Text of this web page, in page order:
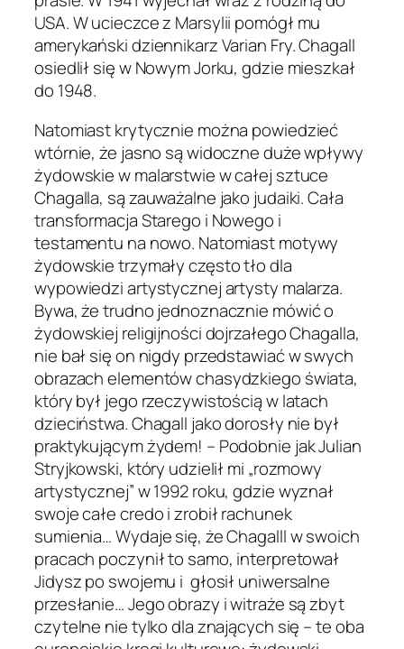
USA. W ucieczce z Marsylii pomógł mu
amerykański dziennikarz Varian Fry. Chagall
osiedlił się w Nowym Jorku, gdzie mieszkał
do 1948.
Natomiast krytycznie można powiedzieć
wtórnie, że jasno są widoczne duże wpływy
żydowskie w malarstwie w całej sztuce
Chagalla, są zauważalne jako judaiki. Cała
transformacja Starego i Nowego i
testamentu na nowo. Natomiast motywy
żydowskie trzymały często tło dla
wypowiedzi artystycznej artysty malarza.
Bywa, że trudno jednoznacznie mówić o
żydowskiej religijności dojrzałego Chagalla,
nie bał się on nigdy przedstawiać w swych
obrazach elementów chasydzkiego świata,
który był jego rzeczywistością w latach
dzieciństwa. Chagall jako dorosły nie był
praktykującym żydem! – Podobnie jak Julian
Stryjkowski, który udzielił mi „rozmowy
artystycznej” w 1992 roku, gdzie wyznał
swoje całe credo i zrobił rachunek
sumienia… Wydaje się, że Chagalll w swoich
pracach poczynił to samo, interpretował
Jidysz po swojemu i głosił uniwersalne
przesłanie… Jego obrazy i witraże są zbyt
czytelne nie tylko dla znających się – te oba